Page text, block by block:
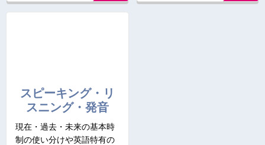
スピーキング・リ
スニング・発音
現在・過去・未来の基本時
制の使い分けや英語特有の